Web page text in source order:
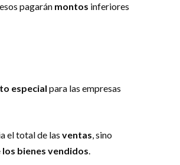
pagarán montos inferiores
especial para las empresas
el total de las ventas, sino
bienes vendidos.